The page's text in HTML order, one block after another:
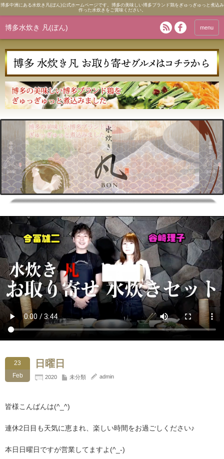
博多中洲にある水炊き凡(ぼん)公式ホームページです。博多の美味しい博多ブランド鶏をぎゅっぎゅっと煮込み
作った水炊きをご賞味ください。
博多水炊き 凡(ぼん) menu
23
Feb
日曜日
2020 未分類 admin
皆様こんばんは(^_^)
連休2日目も天気に恵まれ、楽しい時間をお過ごしください♪
本日日曜日ですが営業してますよ(^_-)